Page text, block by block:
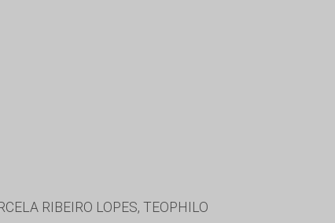
RIBEIRO LOPES, TEOPHILO